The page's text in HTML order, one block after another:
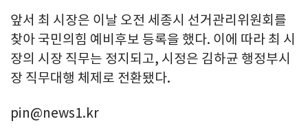
앞서 최 시장은 이날 오전 세종시 선거관리위원회를
찾아 국민의힘 예비후보 등록을 했다. 이에 따라 최 시
장의 시장 직무는 정지되고, 시정은 김하균 행정부시
장 직무대행 체제로 전환됐다.
pin@news1.kr